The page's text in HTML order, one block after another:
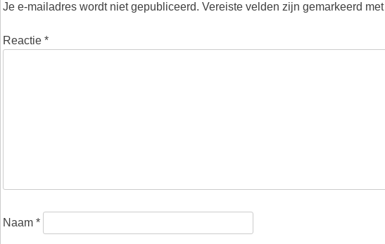
Je e-mailadres wordt niet gepubliceerd. Vereiste velden zijn gemarkeerd met
Reactie *
Naam *